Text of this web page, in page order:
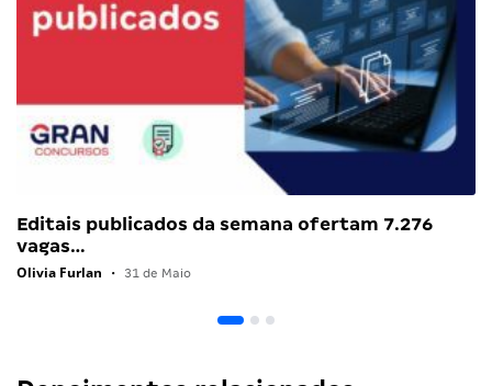
Editais publicados da semana ofertam 7.276
vagas…
Olivia Furlan • 31 de Maio